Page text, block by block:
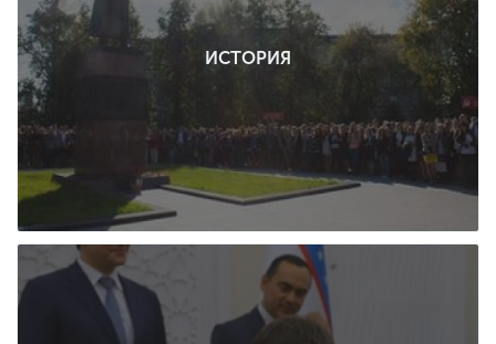
Другие виды
деятельности
Студенческая жизнь
Сведения об
образовательной
организации
SPN CHI
ИСТОРИЯ